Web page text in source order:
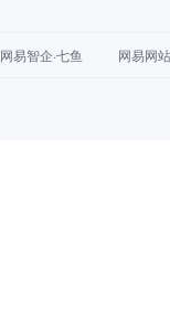
网易智企·七鱼 网易网